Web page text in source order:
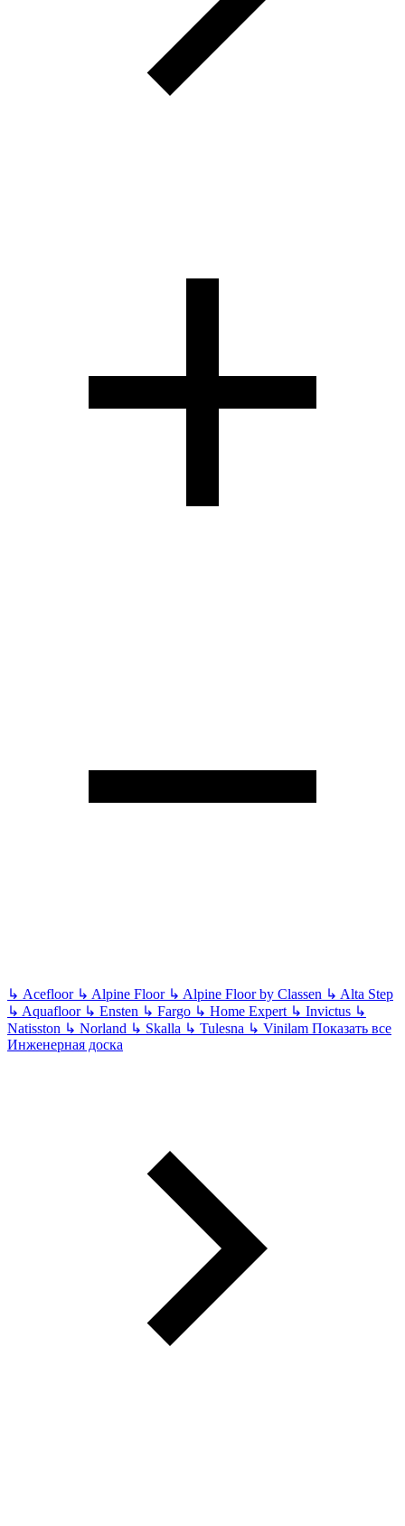
↳ Acefloor ↳ Alpine Floor ↳ Alpine Floor by Classen ↳ Alta Step
↳ Aquafloor ↳ Ensten ↳ Fargo ↳ Home Expert ↳ Invictus ↳
Natisston ↳ Norland ↳ Skalla ↳ Tulesna ↳ Vinilam Показать все
Инженерная доска